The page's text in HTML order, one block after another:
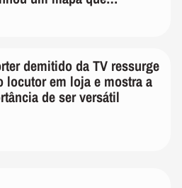
demitido da TV ressurge
locutor em loja e mostra a
de ser versátil